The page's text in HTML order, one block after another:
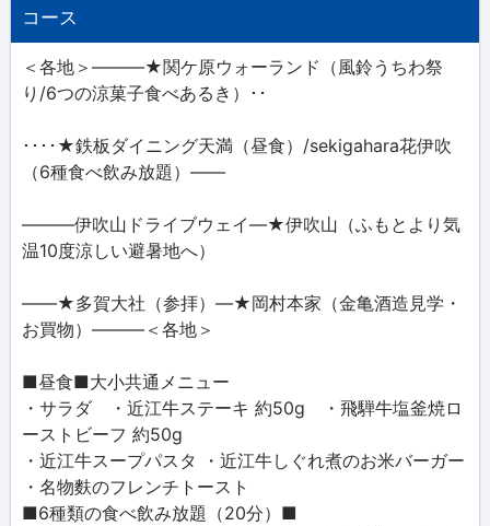
コース
＜各地＞―――★関ケ原ウォーランド（風鈴うちわ祭
り/6つの涼菓子食べあるき）･･
････★鉄板ダイニング天満（昼食）/sekigahara花伊吹
（6種食べ飲み放題）――
―――伊吹山ドライブウェイ―★伊吹山（ふもとより気
温10度涼しい避暑地へ）
――★多賀大社（参拝）―★岡村本家（金亀酒造見学・
お買物）―――＜各地＞
■昼食■大小共通メニュー
・サラダ ・近江牛ステーキ 約50g ・飛騨牛塩釜焼ロ
ーストビーフ 約50g
・近江牛スープパスタ ・近江牛しぐれ煮のお米バーガー
・名物麩のフレンチトースト
■6種類の食べ飲み放題（20分）■